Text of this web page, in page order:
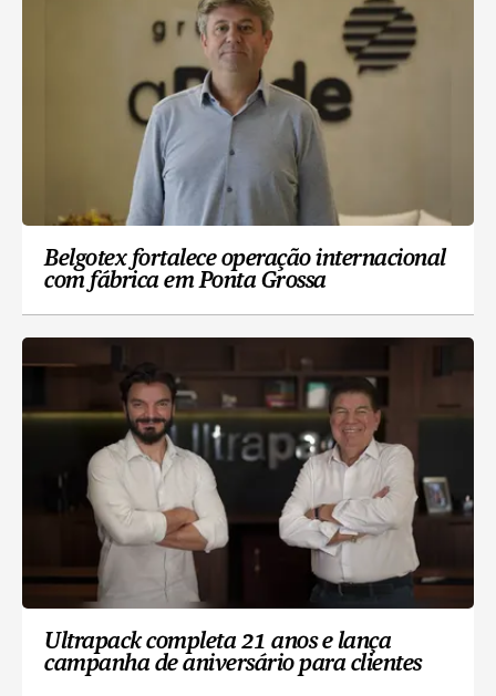
Belgotex fortalece operação internacional
com fábrica em Ponta Grossa
Ultrapack completa 21 anos e lança
campanha de aniversário para clientes